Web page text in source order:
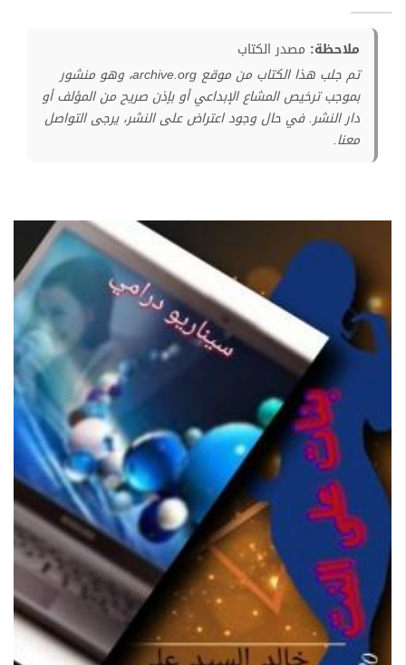
ملاحظة: مصدر الكتاب
تم جلب هذا الكتاب من موقع archive.org، وهو منشور
بموجب ترخيص المشاع الإبداعي أو بإذن صريح من المؤلف أو
دار النشر. في حال وجود اعتراض على النشر، يرجى التواصل
معنا.